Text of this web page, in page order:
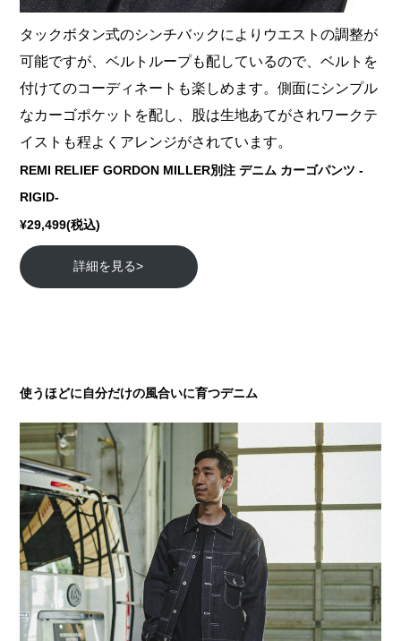
タックボタン式のシンチバックによりウエストの調整が
可能ですが、ベルトループも配しているので、ベルトを
付けてのコーディネートも楽しめます。側面にシンプル
なカーゴポケットを配し、股は生地あてがされワークテ
イストも程よくアレンジがされています。
REMI RELIEF GORDON MILLER別注 デニム カーゴパンツ -
RIGID-
¥29,499(税込)
詳細を見る>
使うほどに自分だけの風合いに育つデニム